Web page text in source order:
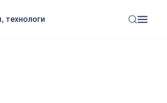
технологи